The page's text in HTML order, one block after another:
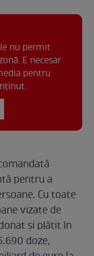
nu permit
E necesar
pentru
pentru a
Cu toate
vizate de
și plătit în
doze,